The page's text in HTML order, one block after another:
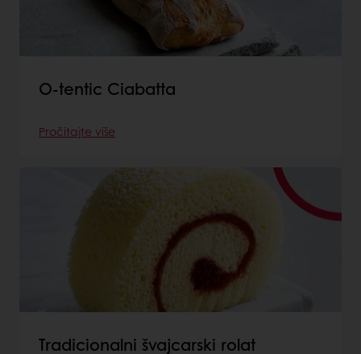
O-tentic Ciabatta
Pročitajte više
Tradicionalni švajcarski rolat